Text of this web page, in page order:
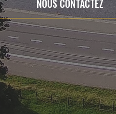
NOUS CONTACTEZ